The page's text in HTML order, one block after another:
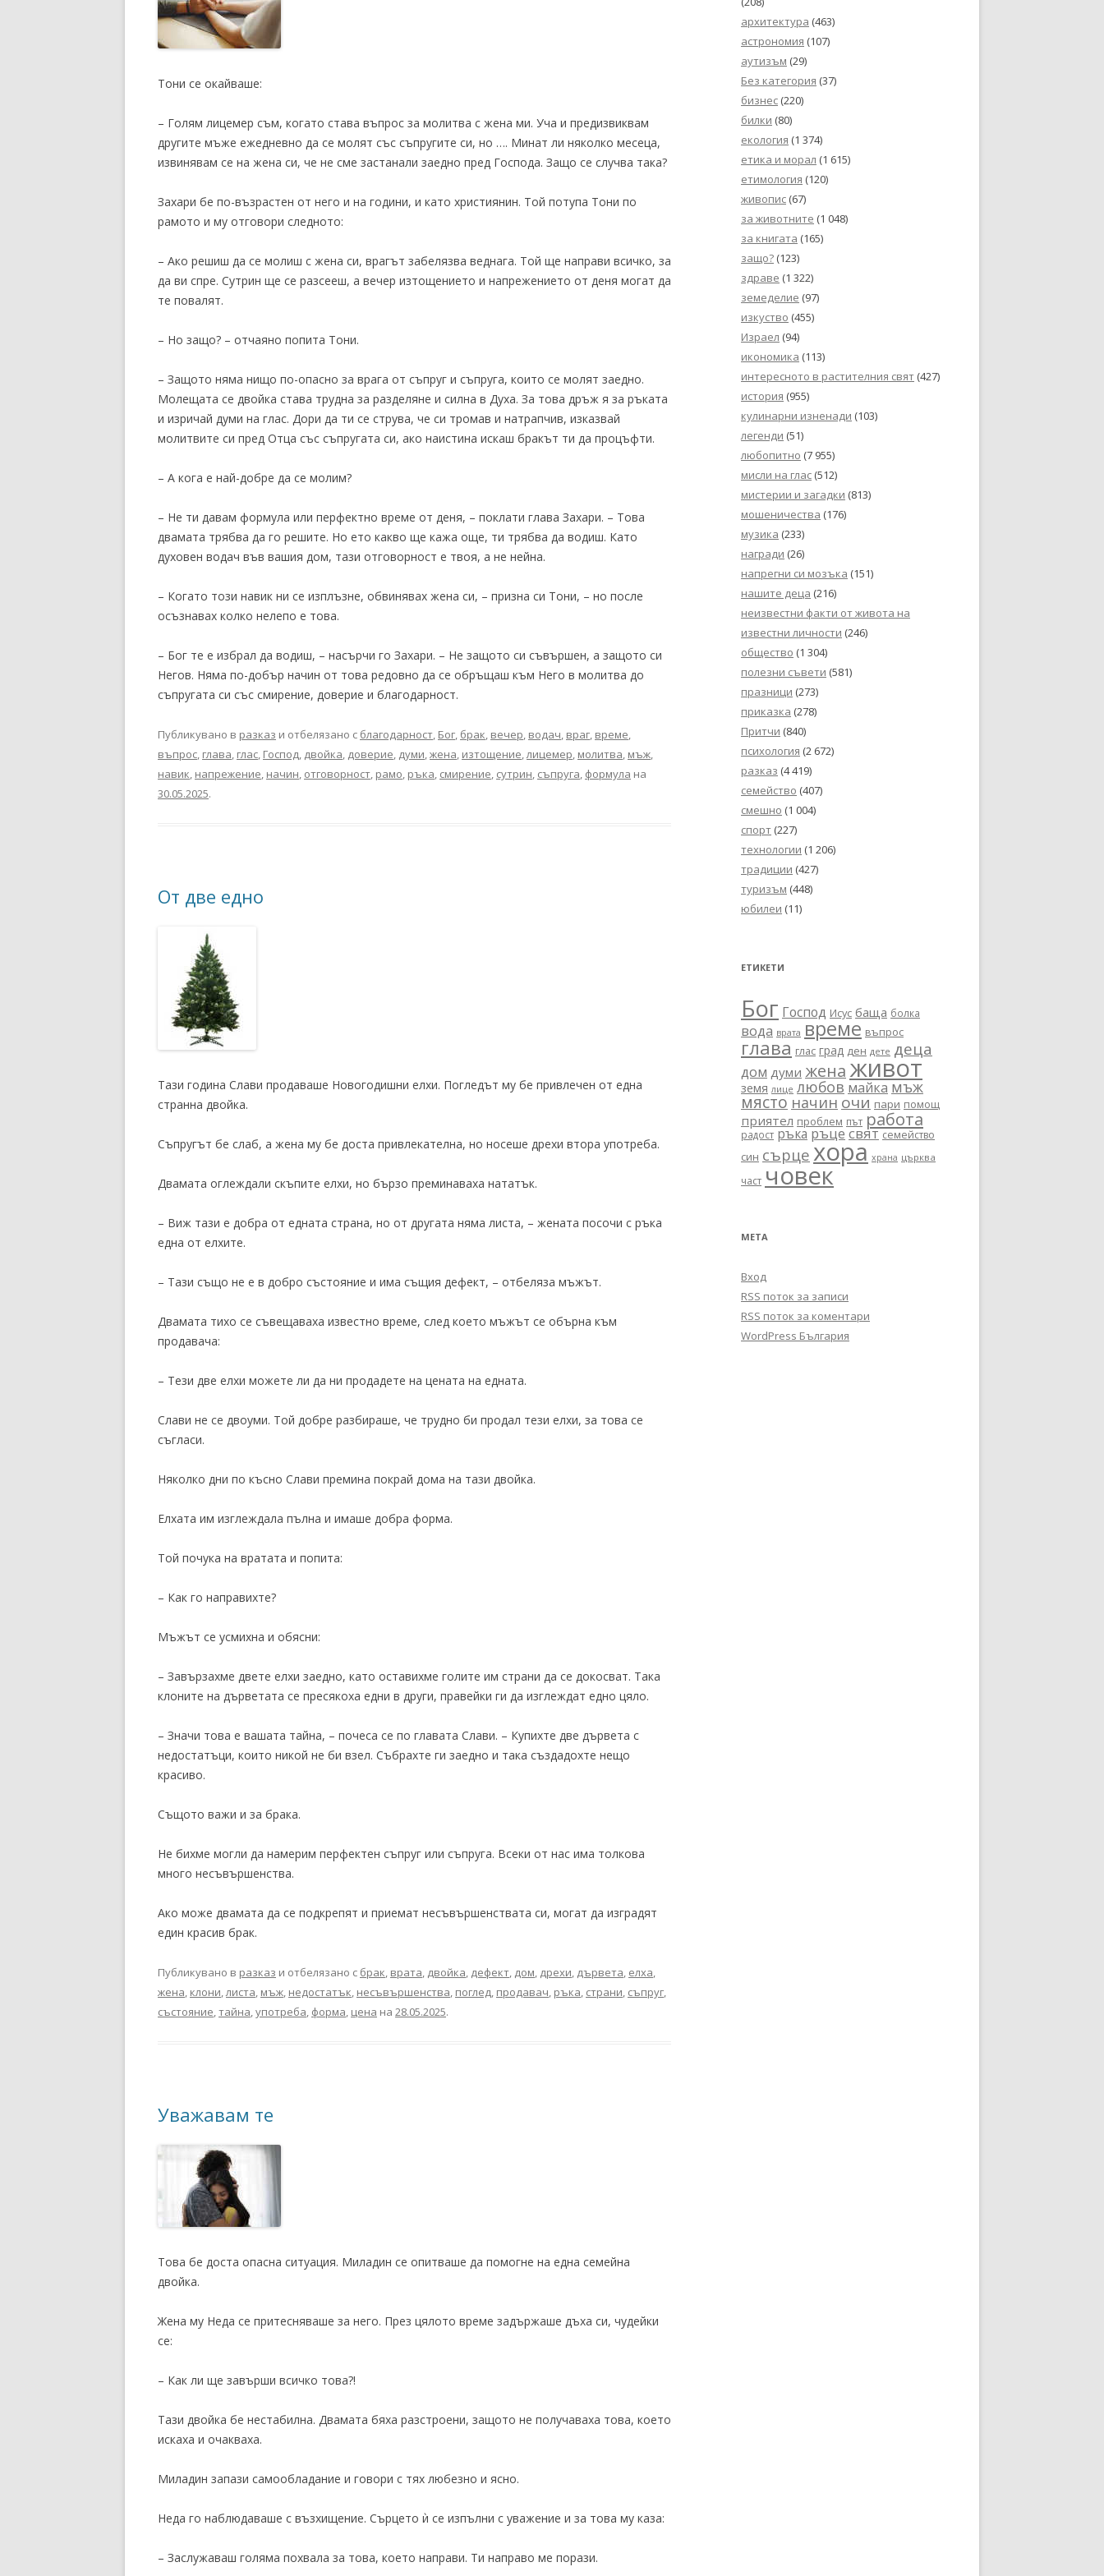
Тони се окайваше:
– Голям лицемер съм, когато става въпрос за молитва с жена ми. Уча и предизвиквам
другите мъже ежедневно да се молят със съпругите си, но …. Минат ли няколко месеца,
извинявам се на жена си, че не сме застанали заедно пред Господа. Защо се случва така?
Захари бе по-възрастен от него и на години, и като християнин. Той потупа Тони по
рамото и му отговори следното:
– Ако решиш да се молиш с жена си, врагът забелязва веднага. Той ще направи всичко, за
да ви спре. Сутрин ще се разсееш, а вечер изтощението и напрежението от деня могат да
те повалят.
– Но защо? – отчаяно попита Тони.
– Защото няма нищо по-опасно за врага от съпруг и съпруга, които се молят заедно.
Молещата се двойка става трудна за разделяне и силна в Духа. За това дръж я за ръката
и изричай думи на глас. Дори да ти се струва, че си тромав и натрапчив, изказвай
молитвите си пред Отца със съпругата си, ако наистина искаш бракът ти да процъфти.
– А кога е най-добре да се молим?
– Не ти давам формула или перфектно време от деня, – поклати глава Захари. – Това
двамата трябва да го решите. Но ето какво ще кажа още, ти трябва да водиш. Като
духовен водач във вашия дом, тази отговорност е твоя, а не нейна.
– Когато този навик ни се изплъзне, обвинявах жена си, – призна си Тони, – но после
осъзнавах колко нелепо е това.
– Бог те е избрал да водиш, – насърчи го Захари. – Не защото си съвършен, а защото си
Негов. Няма по-добър начин от това редовно да се обръщаш към Него в молитва до
съпругата си със смирение, доверие и благодарност.
Публикувано в разказ и отбелязано с благодарност, Бог, брак, вечер, водач, враг, време,
въпрос, глава, глас, Господ, двойка, доверие, думи,жена, изтощение,лицемер, молитва, мъж,
навик, напрежение, начин, отговорност, рамо, ръка, смирение, сутрин, съпруга, формула на
30.05.2025.
От две едно
Тази година Слави продаваше Новогодишни елхи. Погледът му бе привлечен от една
странна двойка.
Съпругът бе слаб, а жена му бе доста привлекателна, но носеше дрехи втора употреба.
Двамата оглеждали скъпите елхи, но бързо преминаваха нататък.
– Виж тази е добра от едната страна, но от другата няма листа, – жената посочи с ръка
една от елхите.
– Тази също не е в добро състояние и има същия дефект, – отбеляза мъжът.
Двамата тихо се съвещаваха известно време, след което мъжът се обърна към
продавача:
– Тези две елхи можете ли да ни продадете на цената на едната.
Слави не се двоуми. Той добре разбираше, че трудно би продал тези елхи, за това се
съгласи.
Няколко дни по късно Слави премина покрай дома на тази двойка.
Елхата им изглеждала пълна и имаше добра форма.
Той почука на вратата и попита:
– Как го направихте?
Мъжът се усмихна и обясни:
– Завързахме двете елхи заедно, като оставихме голите им страни да се докосват. Така
клоните на дърветата се пресякоха едни в други, правейки ги да изглеждат едно цяло.
– Значи това е вашата тайна, – почеса се по главата Слави. – Купихте две дървета с
недостатъци, които никой не би взел. Събрахте ги заедно и така създадохте нещо
красиво.
Същото важи и за брака.
Не бихме могли да намерим перфектен съпруг или съпруга. Всеки от нас има толкова
много несъвършенства.
Ако може двамата да се подкрепят и приемат несъвършенствата си, могат да изградят
един красив брак.
Публикувано в разказ и отбелязано с брак, врата, двойка, дефект, дом, дрехи, дървета, елха,
жена, клони,листа, мъж, недостатък, несъвършенства, поглед, продавач, ръка, страни, съпруг,
състояние,тайна,употреба, форма, цена на 28.05.2025.
Уважавам те
Това бе доста опасна ситуация. Миладин се опитваше да помогне на една семейна
двойка.
Жена му Неда се притесняваше за него. През цялото време задържаше дъха си, чудейки
се:
– Как ли ще завърши всичко това?!
Тази двойка бе нестабилна. Двамата бяха разстроени, защото не получаваха това, което
искаха и очакваха.
Миладин запази самообладание и говори с тях любезно и ясно.
Неда го наблюдаваше с възхищение. Сърцето ѝ се изпълни с уважение и за това му каза:
– Заслужаваш голяма похвала за това, което направи. Ти направо ме порази.
архитектура (463)
астрономия (107)
аутизъм (29)
Без категория (37)
бизнес (220)
билки (80)
екология (1 374)
етика и морал (1 615)
етимология (120)
живопис (67)
за животните (1 048)
за книгата (165)
защо? (123)
здраве (1 322)
земеделие (97)
изкуство (455)
Израел (94)
икономика (113)
интересното в растителния свят (427)
история (955)
кулинарни изненади (103)
легенди (51)
любопитно (7 955)
мисли на глас (512)
мистерии и загадки (813)
мошеничества (176)
музика (233)
награди (26)
напрегни си мозъка (151)
нашите деца (216)
неизвестни факти от живота на
известни личности (246)
общество (1 304)
полезни съвети (581)
празници (273)
приказка (278)
Притчи (840)
психология (2 672)
разказ (4 419)
семейство (407)
смешно (1 004)
спорт (227)
технологии (1 206)
традиции (427)
туризъм (448)
юбилеи (11)
ЕТИКЕТИ
Бог Господ Исус баща болка
вода врата време въпрос
глава глас град ден дете деца
дом думи жена живот
земя лице любов майка мъж
място начин очи пари помощ
приятел проблем път работа
радост ръка ръце свят семейство
син сърце хора храна църква
част човек
МЕТА
Вход
RSS поток за записи
RSS поток за коментари
WordPress България